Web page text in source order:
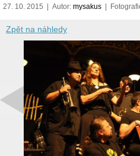
27. 10. 2015 | Autor: mysakus |
Zpět na náhledy